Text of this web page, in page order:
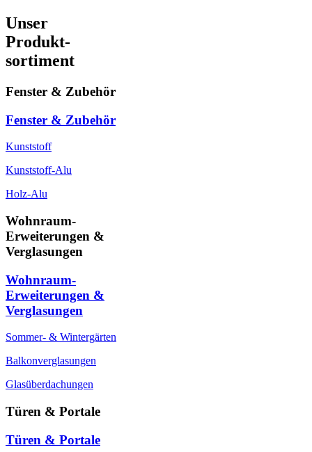
Unser
Produkt-
sortiment
Fenster & Zubehör
Fenster & Zubehör
Kunststoff
Kunststoff-Alu
Holz-Alu
Wohnraum-
Erweiterungen &
Verglasungen
Wohnraum-
Erweiterungen &
Verglasungen
Sommer- & Wintergärten
Balkonverglasungen
Glasüberdachungen
Türen & Portale
Türen & Portale